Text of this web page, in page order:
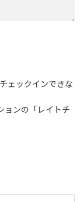
ェックインできな
ョンの「レイトチ